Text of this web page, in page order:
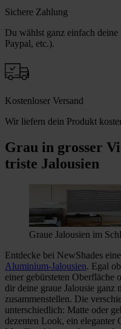
Sichere Zahlung
Du wählst ganz einfach
Paypal, etc.).
Kostenloser Versand
Wir liefern dein Produkt
Grau in grosser
triste Jalousien
Graue Jalousien im
Entdecke bei NewShades
Aluminium-Jalousien. Egal
einer gebürsteten Oberfläche
dir deine graue Jalousie ganz
zusammenstellen. Die
unterschiedlich: Matte oder
dezenten Look, ein eleganter